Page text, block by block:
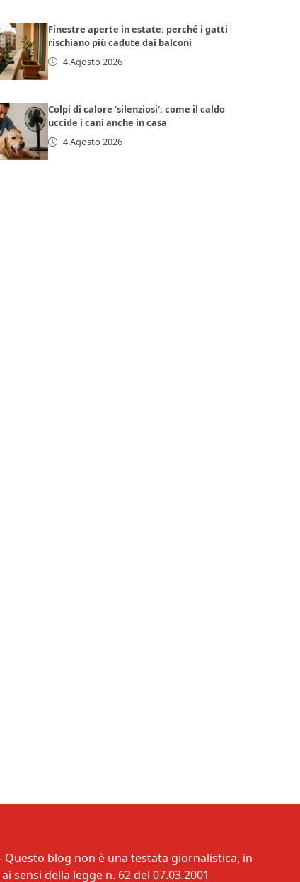
Finestre aperte in estate: perché i gatti
rischiano più cadute dai balconi
4 Agosto 2026
Colpi di calore ‘silenziosi’: come il caldo
uccide i cani anche in casa
4 Agosto 2026
Questo blog non è una testata giornalistica, in
della legge n. 62 del 07.03.2001